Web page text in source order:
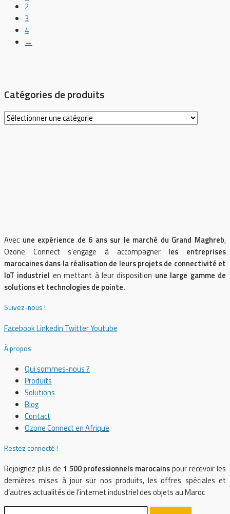
Catégories de produits
2
3
4
→
Avec une expérience de 6 ans sur le marché du Grand Maghreb,
Ozone Connect s’engage à accompagner les entreprises
marocaines dans la réalisation de leurs projets de connectivité et
IoT industriel en mettant à leur disposition une large gamme de
solutions et technologies de pointe.
Suivez-nous !
FacebookLinkedin TwitterYoutube
À propos
Qui sommes-nous ?
Produits
Solutions
Blog
Contact
Ozone Connect en Afrique
Restez connecté !
Rejoignez plus de 1 500 professionnels marocainspour recevoir les
dernières mises à jour sur nos produits, les offres spéciales et
d’autres actualités de l’internet industriel des objets au Maroc